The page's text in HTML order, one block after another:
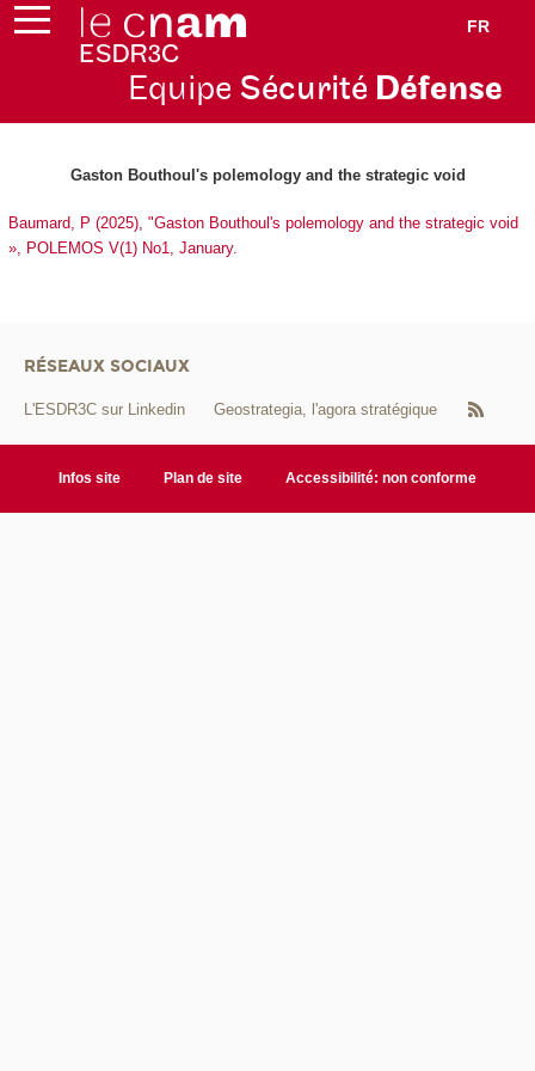
FR
Equipe Sécurité Défense
Gaston Bouthoul's polemology and the strategic void
Baumard, P (2025), "Gaston Bouthoul's polemology and the strategic void
», POLEMOS V(1) No1, January.
RÉSEAUX SOCIAUX
L'ESDR3C sur Linkedin Geostrategia, l'agora stratégique
Infos site Plan de site Accessibilité: non conforme